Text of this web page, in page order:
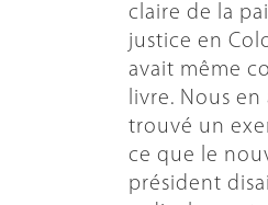
claire de la
justice en
avait même
livre. Nous en
trouvé un
ce que le
président